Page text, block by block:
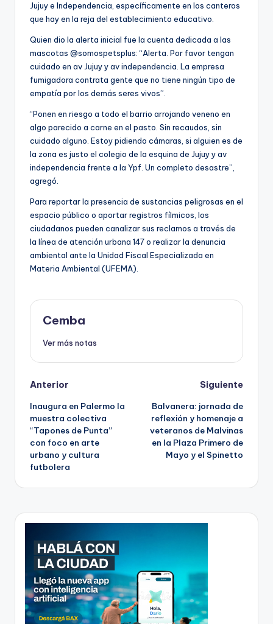
Jujuy e Independencia, específicamente en los canteros
que hay en la reja del establecimiento educativo.
Quien dio la alerta inicial fue la cuenta dedicada a las
mascotas @somospetsplus: “Alerta. Por favor tengan
cuidado en av Jujuy y av independencia. La empresa
fumigadora contrata gente que no tiene ningún tipo de
empatía por los demás seres vivos”.
“Ponen en riesgo a todo el barrio arrojando veneno en
algo parecido a carne en el pasto. Sin recaudos, sin
cuidado alguno. Estoy pidiendo cámaras, si alguien es de
la zona es justo el colegio de la esquina de Jujuy y av
independencia frente a la Ypf. Un completo desastre”,
agregó.
Para reportar la presencia de sustancias peligrosas en el
espacio público o aportar registros fílmicos, los
ciudadanos pueden canalizar sus reclamos a través de
la línea de atención urbana 147 o realizar la denuncia
ambiental ante la Unidad Fiscal Especializada en
Materia Ambiental (UFEMA).
Cemba
Ver más notas
Post
navigation
Anterior
Inaugura en Palermo la
muestra colectiva
“Tapones de Punta”
con foco en arte
urbano y cultura
futbolera
Siguiente
Balvanera: jornada de
reflexión y homenaje a
veteranos de Malvinas
en la Plaza Primero de
Mayo y el Spinetto